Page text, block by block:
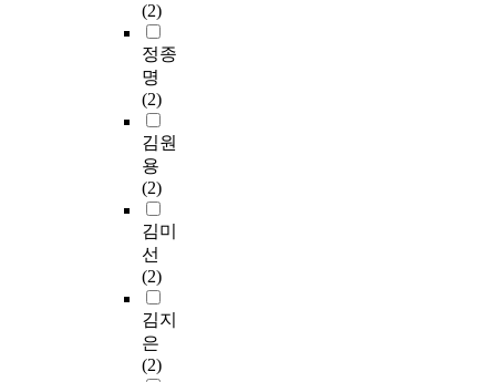
(2)
정종
명
(2)
김원
용
(2)
김미
선
(2)
김지
은
(2)